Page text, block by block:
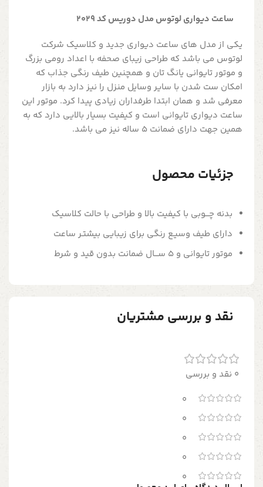
ساعت دیواری لوتوس مدل دوریس کد 2029
یکی از مدل های ساعت دیواری جدید و کلاسیک شرکت
لوتوس می باشد که طراحی زیبای صحفه با اعداد رومی بزرگ
و موتور تایوانی یانگ تان و همچنین طیف رنگی جذاب که
امکان ست شدن با سایر وسایل منزل را نیز دارد به بازار
معرفی شد و همان ابتدا طرفداران زیادی پیدا کرد. موتور این
ساعت دیواری تایوانی است و کیفیت بسیار بالایی دارد که به
همین جهت دارای ضمانت 5 ساله نیز می باشد.
جزئیات محصول
بدنه چـــوبی با کیفیت بالا و طراحی با حالت کلاسیک
دارای طیف وسیـع رنگی برای زیبایی بیشتـر ساعت
موتور تایوانی و 5 ســـال ضمانت بدون قید و شرط
نقد و بررسی مشتریان
0 نقد و بررسی
0
0
0
0
0